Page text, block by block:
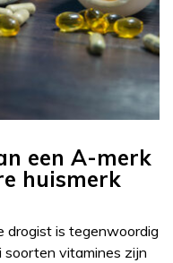
een A-merk
huismerk
drogist is tegenwoordig
soorten vitamines zijn